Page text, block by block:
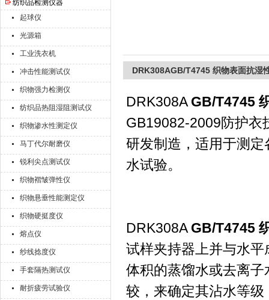
纺织品检测仪器
起球仪
光源箱
工业洗衣机
冲击性能测试仪
织物强力检测仪
纺织品热阻湿阻测试仪
织物渗水性测定仪
马丁代尔耐磨仪
锐利尖点测试仪
织物褶皱弹性仪
织物悬垂性能测定仪
织物硬挺度仪
熔点仪
纱线捻度仪
手套隔热测试仪
耐折疲劳试验仪
DRK308AGB/T4745 织物表面抗湿
DRK308A GB/T4745
GB19082-2009防护衣
研发制造，适用于测
水试验。
DRK308A GB/T4745
试样夹持器上并与水
体积的蒸馏水或去离
较，来确定其沾水等